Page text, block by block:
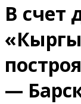
В счет
—